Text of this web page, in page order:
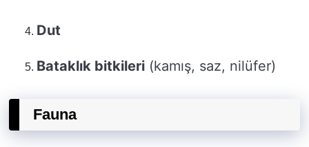
Dut
Bataklık bitkileri (kamış, saz, nilüfer)
Fauna